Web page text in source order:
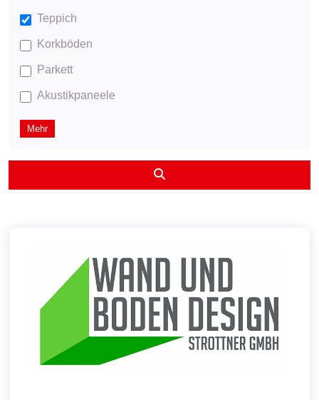
Teppich
Korkböden
Parkett
Akustikpaneele
Mehr